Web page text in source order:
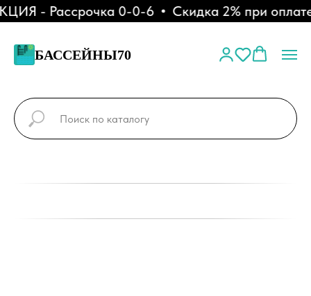
- Рассрочка 0-0-6 Скидка 2% при
БАССЕЙНЫ70